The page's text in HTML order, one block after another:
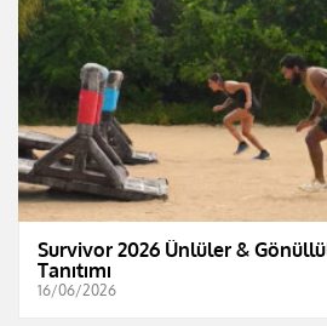
Survivor 2026 Ünlüler &
Tanıtımı
16/06/2026